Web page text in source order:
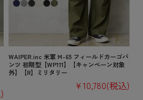
WAIPER.inc 米軍 M-65 フィールドカーゴパ
ンツ 初期型【WP111】【キャンペーン対象
外】【R】ミリタリー
¥10,780(税込)